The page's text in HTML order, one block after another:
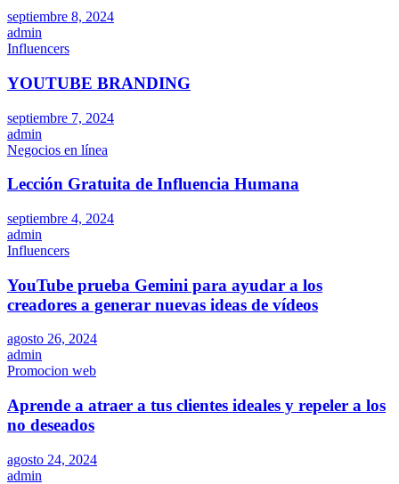
septiembre 8, 2024
admin
Influencers
YOUTUBE BRANDING
septiembre 7, 2024
admin
Negocios en línea
Lección Gratuita de Influencia Humana
septiembre 4, 2024
admin
Influencers
YouTube prueba Gemini para ayudar a los
creadores a generar nuevas ideas de vídeos
agosto 26, 2024
admin
Promocion web
Aprende a atraer a tus clientes ideales y repeler a los
no deseados
agosto 24, 2024
admin